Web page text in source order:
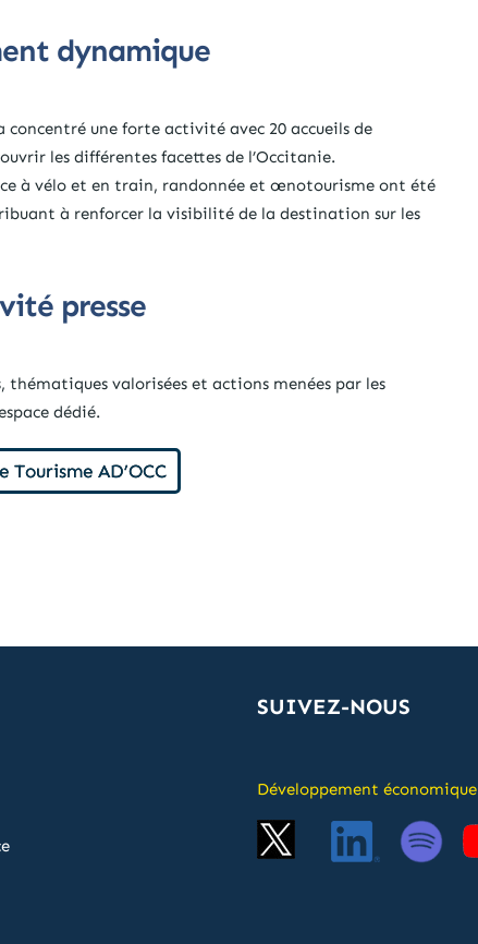
dynamique
concentré une forte activité avec 20 accueils de
les différentes facettes de l’Occitanie.
à vélo et en train, randonnée et œnotourisme ont été
à renforcer la visibilité de la destination sur les
presse
thématiques valorisées et actions menées par les
dédié.
Tourisme AD’OCC
SUIVEZ-NOUS
Développement économique